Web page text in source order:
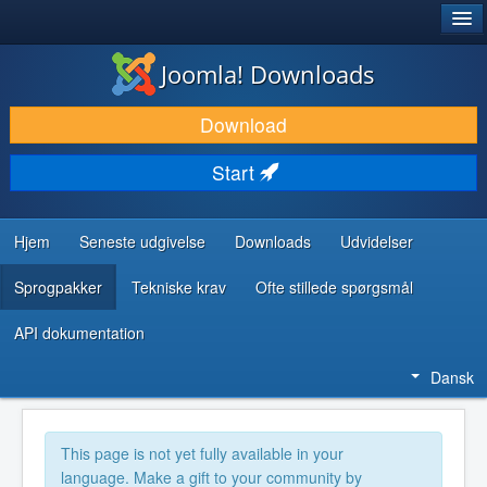
DOWNLOAD & UDVID
OPDAG & LÆR
FÆLLESSKABET & SUPPORT
UDVIKLERRESSOURCER
Joomla! Downloads
Download
Start
Hjem Seneste udgivelse Downloads Udvidelser
Sprogpakker Tekniske krav Ofte stillede spørgsmål
API dokumentation
Dansk
This page is not yet fully available in your
language. Make a gift to your community by